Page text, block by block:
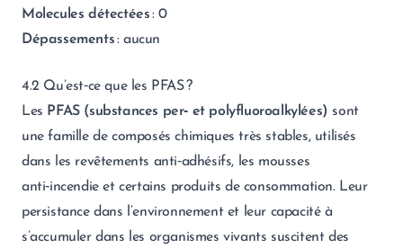
Molecules détectées: 0
Dépassements: aucun
4.2 Qu’est‑ce que les PFAS ?
Les PFAS (substances per‑ et polyfluoroalkylées) sont
une famille de composés chimiques très stables, utilisés
dans les revêtements anti‑adhésifs, les mousses
anti‑incendie et certains produits de consommation. Leur
persistance dans l’environnement et leur capacité à
s’accumuler dans les organismes vivants suscitent des